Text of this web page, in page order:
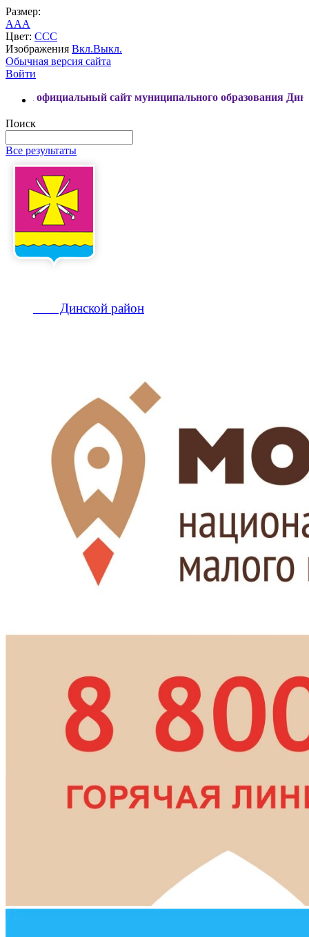
Размер:
AAA
Цвет: CCC
Изображения Вкл.Выкл.
Обычная версия сайта
Войти
сайт муниципального образования Динской район
Поиск
Все результаты
Динской район